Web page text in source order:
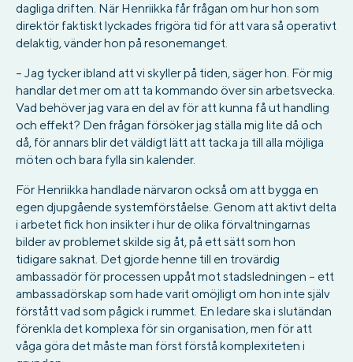
dagliga driften. När Henriikka får frågan om hur hon som
direktör faktiskt lyckades frigöra tid för att vara så operativt
delaktig, vänder hon på resonemanget.
– Jag tycker ibland att vi skyller på tiden, säger hon. För mig
handlar det mer om att ta kommando över sin arbetsvecka.
Vad behöver jag vara en del av för att kunna få ut handling
och effekt? Den frågan försöker jag ställa mig lite då och
då, för annars blir det väldigt lätt att tacka ja till alla möjliga
möten och bara fylla sin kalender.
För Henriikka handlade närvaron också om att bygga en
egen djupgående systemförståelse. Genom att aktivt delta
i arbetet fick hon insikter i hur de olika förvaltningarnas
bilder av problemet skilde sig åt, på ett sätt som hon
tidigare saknat. Det gjorde henne till en trovärdig
ambassadör för processen uppåt mot stadsledningen – ett
ambassadörskap som hade varit omöjligt om hon inte själv
förstått vad som pågick i rummet. En ledare ska i slutändan
förenkla det komplexa för sin organisation, men för att
våga göra det måste man först förstå komplexiteten i